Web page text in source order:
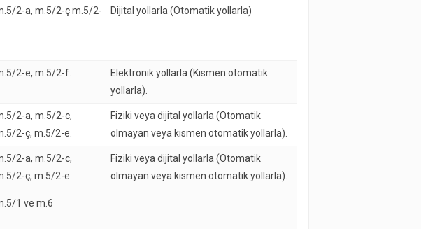
2-a, m.5/2-ç m.5/2-
Dijital yollarla (Otomatik yollarla)
2-e, m.5/2-f.
Elektronik yollarla (Kısmen otomatik
yollarla).
2-a, m.5/2-c,
2-ç, m.5/2-e.
Fiziki veya dijital yollarla (Otomatik
olmayan veya kısmen otomatik yollarla).
2-a, m.5/2-c,
2-ç, m.5/2-e.
1 ve m.6
Fiziki veya dijital yollarla (Otomatik
olmayan veya kısmen otomatik yollarla).